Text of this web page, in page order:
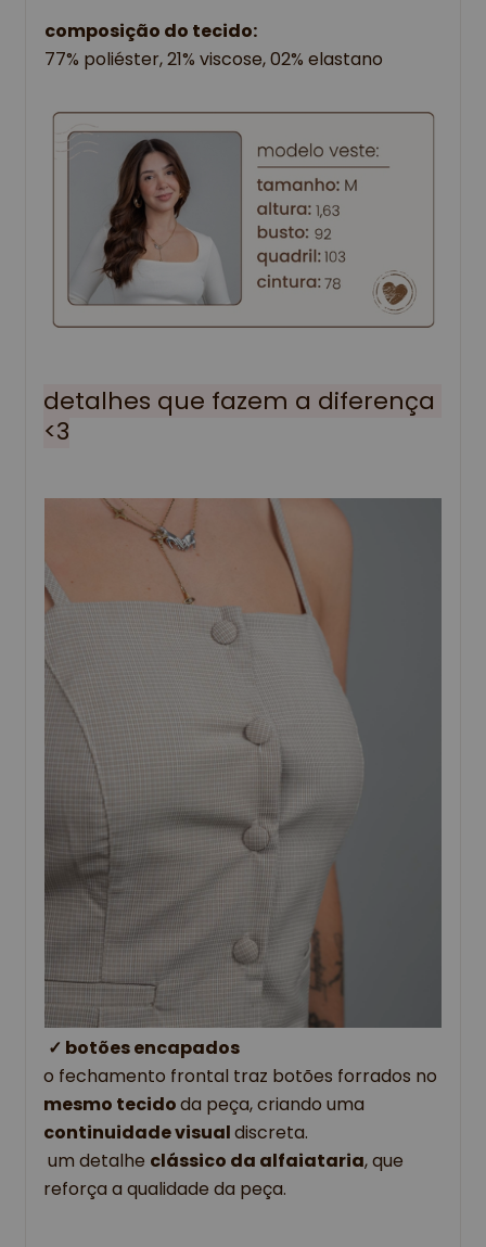
composição do tecido:
77% poliéster, 21% viscose, 02% elastano
detalhes que fazem a diferença
<3
✓ botões encapados
mesmo tecido
continuidade visual discreta.
um detalhe clássico da alfaiataria, que
reforça a qualidade da peça.